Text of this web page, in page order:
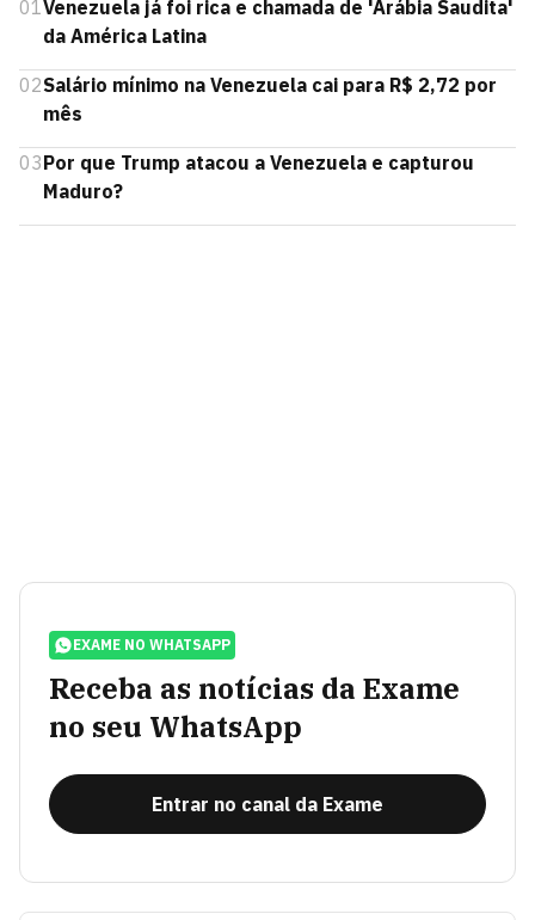
01Venezuela já foi rica e chamada de 'Arábia Saudita'
da América Latina
02Salário mínimo na Venezuela cai para R$ 2,72 por
mês
03Por que Trump atacou a Venezuela e capturou
Maduro?
EXAME NO WHATSAPP
Receba as notícias da Exame
no seu WhatsApp
Entrar no canal da Exame